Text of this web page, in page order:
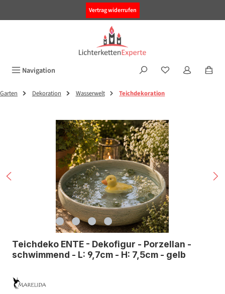
Vertrag widerrufen
Navigation
Garten Dekoration Wasserwelt Teichdekoration
Bildergalerie überspringen
Teichdeko ENTE - Dekofigur - Porzellan -
schwimmend - L: 9,7cm - H: 7,5cm - gelb